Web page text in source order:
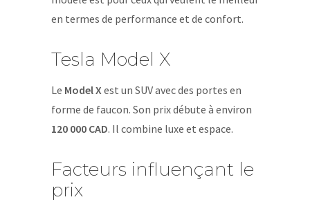
en termes de performance et de confort.
Tesla Model X
Le Model Xest un SUV avec des portes en
forme de faucon. Son prix débute à environ
120 000 CAD. Il combine luxe et espace.
Facteurs influençant le
prix